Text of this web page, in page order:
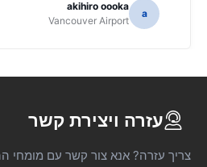
a
akihiro oooka
Vancouver Airport
עזרה ויצירת קשר
צריך עזרה? אנא צור קשר עם מומחי